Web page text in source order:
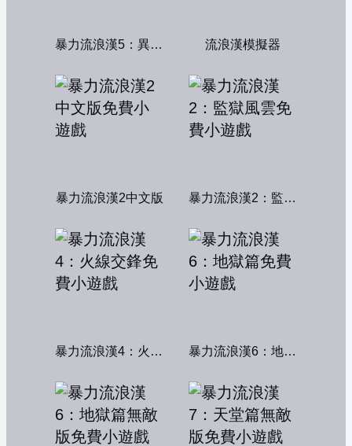
暴力流浪漢5：異形獵殺 流浪漢模擬器
暴力流浪漢2中文版 暴力流浪漢2：監獄風雲
暴力流浪漢4：火線交鋒 暴力流浪漢6：地獄篇